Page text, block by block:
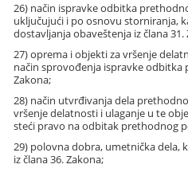
26) način ispravke odbitka
uključujući i po osnovu storniranja,
dostavljanja obaveštenja iz člana 31.
27) oprema i objekti za vršenje
način sprovođenja ispravke odbitka
Zakona;
28) način utvrđivanja dela
vršenje delatnosti i ulaganje u te
steći pravo na odbitak prethodnog
29) polovna dobra, umetnička dela,
iz člana 36. Zakona;